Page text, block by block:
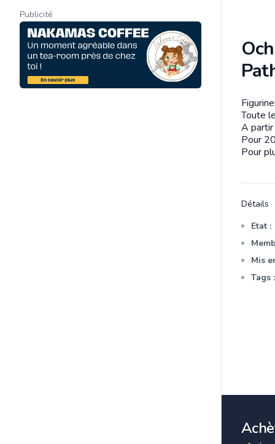
Publicité
Toute
A
Pour
Pour
Détails
Etat :
Mis
Tags :